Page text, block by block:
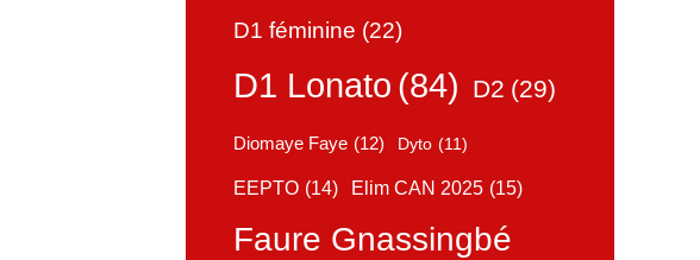
D1 féminine (22)
D1 Lonato (84) D2 (29)
Diomaye Faye (12) Dyto (11)
EEPTO (14) Elim CAN 2025 (15)
Faure Gnassingbé